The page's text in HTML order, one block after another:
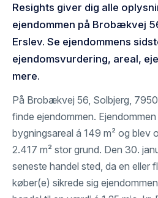
Resights giver dig alle
ejendommen på Brobækvej
Erslev. Se ejendommens
ejendomsvurdering, areal,
mere.
På Brobækvej 56, Solbjerg,
finde ejendommen.
bygningsareal á 149 m² og blev
2.417 m² stor grund. Den 30.
seneste handel sted, da en eller
køber(e) sikrede sig